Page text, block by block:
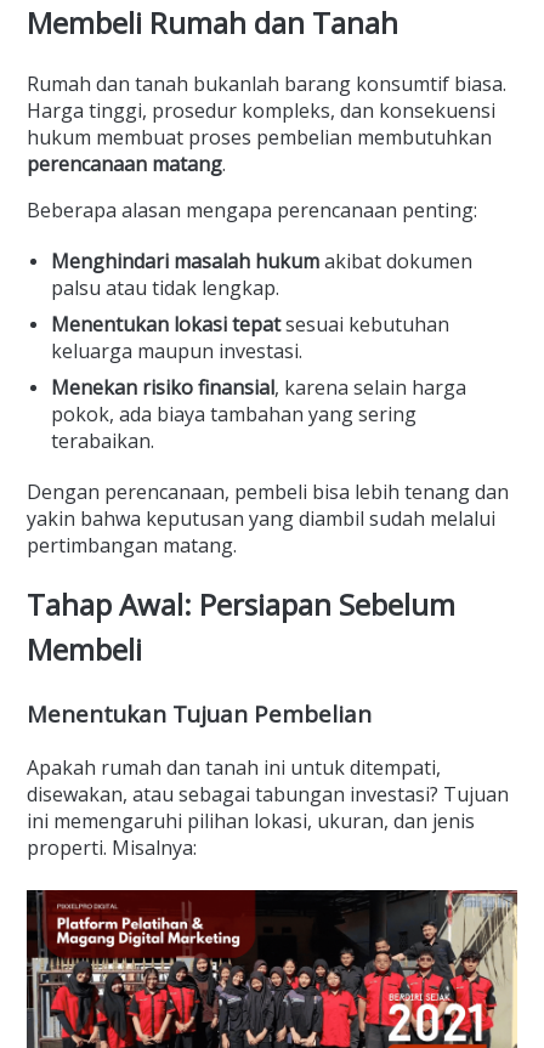
Membeli Rumah dan Tanah
Rumah dan tanah bukanlah barang konsumtif biasa.
Harga tinggi, prosedur kompleks, dan konsekuensi
hukum membuat proses pembelian membutuhkan
perencanaan matang.
Beberapa alasan mengapa perencanaan penting:
Menghindari masalah hukumakibat dokumen
palsu atau tidak lengkap.
Menentukan lokasi tepatsesuai kebutuhan
keluarga maupun investasi.
Menekan risiko finansial, karena selain harga
pokok, ada biaya tambahan yang sering
terabaikan.
Dengan perencanaan, pembeli bisa lebih tenang dan
yakin bahwa keputusan yang diambil sudah melalui
pertimbangan matang.
Tahap Awal: Persiapan Sebelum
Membeli
Menentukan Tujuan Pembelian
Apakah rumah dan tanah ini untuk ditempati,
disewakan, atau sebagai tabungan investasi? Tujuan
ini memengaruhi pilihan lokasi, ukuran, dan jenis
properti. Misalnya: